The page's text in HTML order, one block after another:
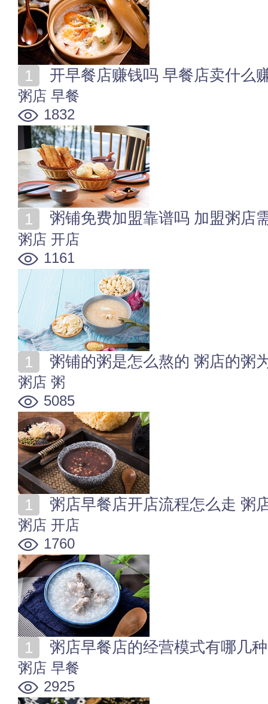
开早餐店赚钱吗 早餐店卖什么
粥店 早餐
1832
粥铺免费加盟靠谱吗 加盟粥店
粥店 开店
1161
粥铺的粥是怎么熬的 粥店的粥
粥店 粥
5085
粥店早餐店开店流程怎么走 粥
粥店 开店
1760
粥店早餐店的经营模式有哪几
粥店 早餐
2925